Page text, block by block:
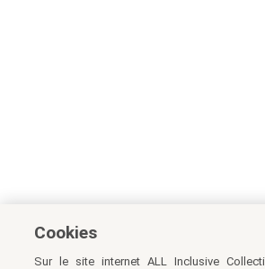
Cookies
Sur le site internet ALL Inclusive